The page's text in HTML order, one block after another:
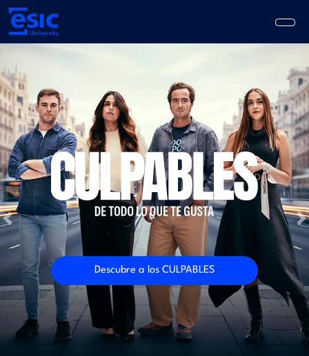
Pasar
contenido
navigation
Previous
Descubre a los CULPABLES